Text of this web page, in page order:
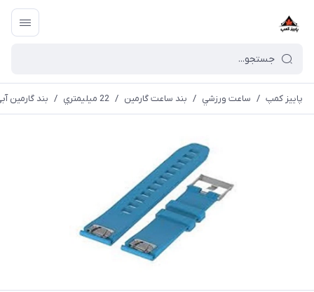
پاییز کمپ / ساعت ورزشي / بند ساعت گارمین / 22 ميليمتري / بند گارمین